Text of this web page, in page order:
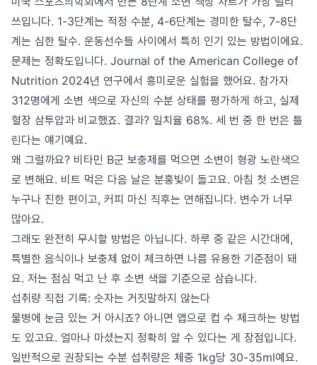
쓰입니다. 1-3단계는 적정 수분, 4-6단계는 경미한 탈수, 7-8단
계는 심한 탈수. 운동선수들 사이에서 특히 인기 있는 방법이에요.
문제는 정확도입니다. Journal of the American College of
Nutrition 2024년 연구에서 흥미로운 실험을 했어요. 참가자
312명에게 소변 색으로 자신의 수분 상태를 평가하게 하고, 실제
혈장 삼투압과 비교했죠. 결과? 일치율 68%. 세 번 중 한 번은 틀
린다는 얘기예요.
왜 그럴까요? 비타민 B군 보충제를 먹으면 소변이 형광 노란색으
로 변해요. 비트 먹은 다음 날은 분홍빛이 돌고요. 아침 첫 소변은
누구나 진한 편이고, 커피 마신 직후는 연해집니다. 변수가 너무
많아요.
그래도 완전히 무시할 방법은 아닙니다. 하루 중 같은 시간대에,
특별한 음식이나 보충제 없이 체크하면 나름 유용한 기준점이 돼
요. 저는 점심 먹고 난 후 소변 색을 기준으로 삼습니다.
섭취량 직접 기록: 숫자는 거짓말하지 않는다
물병에 눈금 있는 거 아시죠? 아니면 앱으로 컵 수 체크하는 방법
도 있고요. 얼마나 마셨는지 정확히 알 수 있다는 게 장점입니다.
일반적으로 권장되는 수분 섭취량은 체중 1kg당 30-35ml예요.